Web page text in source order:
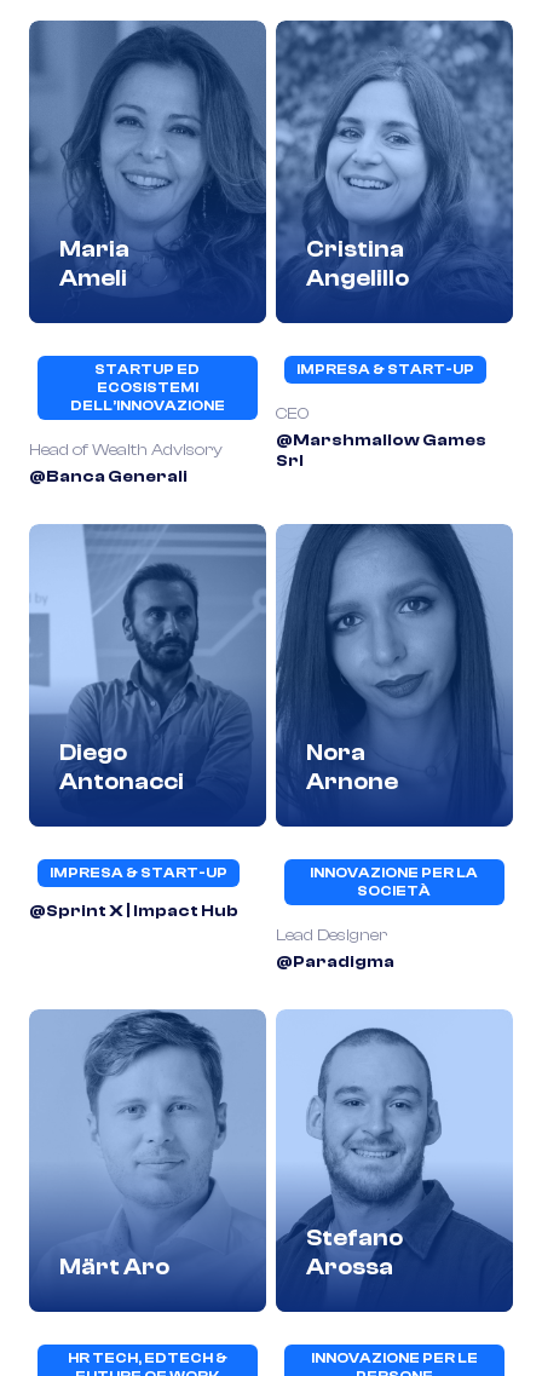
Maria
Ameli
STARTUP ED
ECOSISTEMI
DELL’INNOVAZIONE
Head of Wealth Advisory
@Banca Generali
Cristina
Angelillo
IMPRESA & START-UP
CEO
@Marshmallow Games
Srl
Diego
Antonacci
IMPRESA & START-UP
@Sprint X | Impact Hub
Nora
Arnone
INNOVAZIONE PER LA
SOCIETÀ
Lead Designer
@Paradigma
Märt Aro
HR TECH, EDTECH &
Stefano
Arossa
INNOVAZIONE PER LE